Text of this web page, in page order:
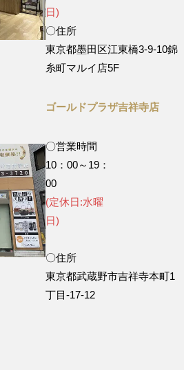
日)
〇住所
東京都墨田区江東橋3-9-10錦
糸町マルイ店5F
ゴールドプラザ吉祥寺店
〇営業時間
10：00～19：
00
(定休日:水曜
日)
〇住所
東京都武蔵野市吉祥寺本町1
丁目-17-12